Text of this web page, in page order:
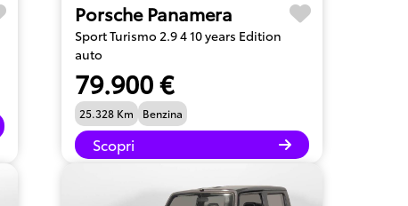
Porsche Panamera
Sport Turismo 2.9 4 10 years Edition
auto
79.900 €
25.328 Km Benzina
Scopri